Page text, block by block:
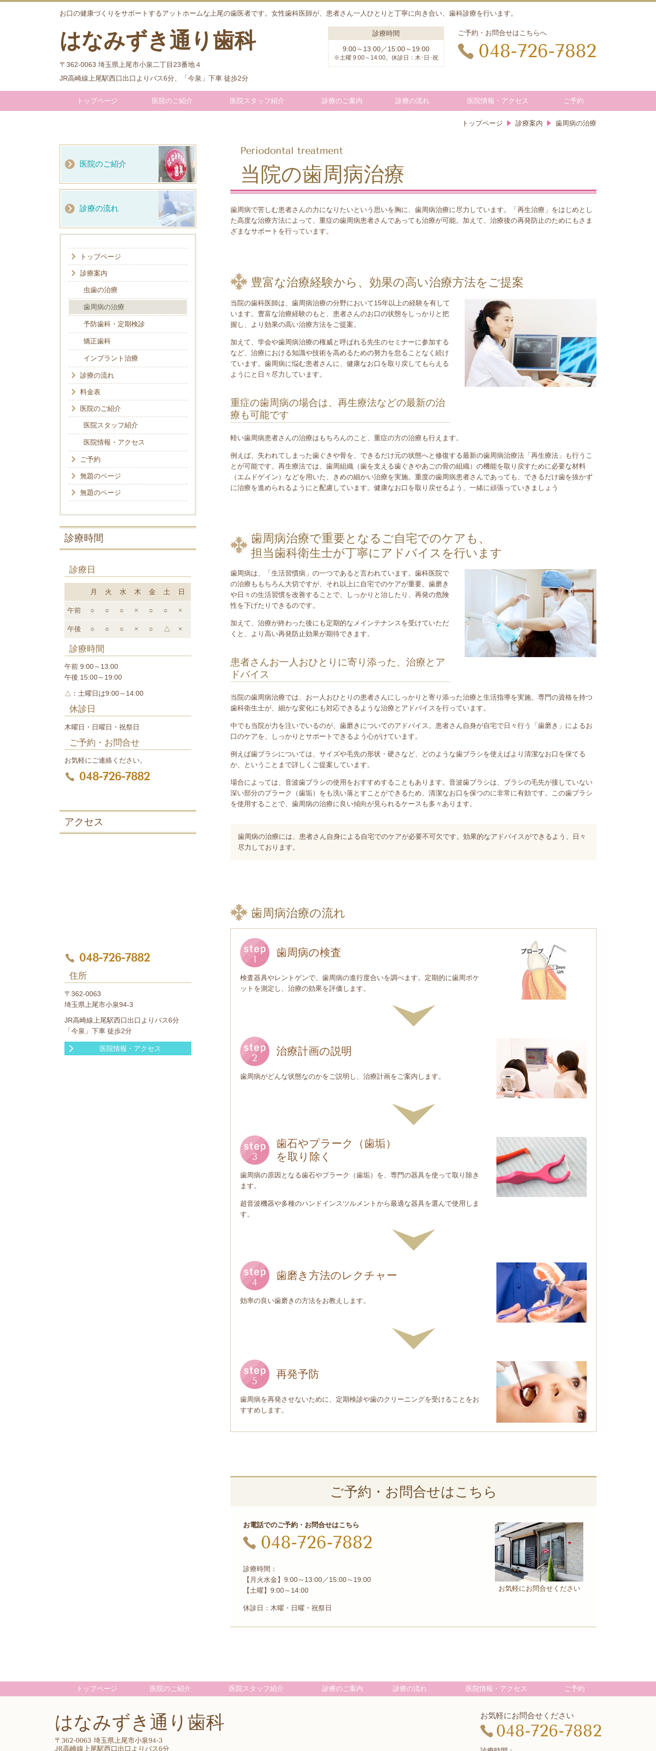
お口の健康づくりをサポートするアットホームな上尾の歯医者です。女性歯科医師が、患者さん一人ひとりと丁寧に向き合い、歯科診療を行います。
はなみずき通り歯科
〒362-0063 埼玉県上尾市小泉二丁目23番地４
JR高崎線上尾駅西口出口よりバス6分、「今泉」下車 徒歩2分
診療時間
9:00～13:00／15:00～19:00
※土曜 9:00～14:00。休診日：木･日･祝
ご予約・お問合せはこちらへ
048-726-7882
トップページ 医院のご紹介 医院スタッフ紹介 診療のご案内 診療の流れ 医院情報・アクセス ご予約
トップページ 診療案内 歯周病の治療
Periodontal treatment
当院の歯周病治療
歯周病で苦しむ患者さんの力になりたいという思いを胸に、歯周病治療に尽力しています。「再生治療」をはじめとし
た高度な治療方法によって、重症の歯周病患者さんであっても治療が可能。加えて、治療後の再発防止のためにもさま
ざまなサポートを行っています。
豊富な治療経験から、効果の高い治療方法をご提案
当院の歯科医師は、歯周病治療の分野において15年以上の経験を有して
います。豊富な治療経験のもと、患者さんのお口の状態をしっかりと把
握し、より効果の高い治療方法をご提案。
加えて、学会や歯周病治療の権威と呼ばれる先生のセミナーに参加する
など、治療における知識や技術を高めるための努力を怠ることなく続け
ています。歯周病に悩む患者さんに、健康なお口を取り戻してもらえる
ようにと日々尽力しています。
重症の歯周病の場合は、再生療法などの最新の治
療も可能です
軽い歯周病患者さんの治療はもちろんのこと、重症の方の治療も行えます。
例えば、失われてしまった歯ぐきや骨を、できるだけ元の状態へと修復する最新の歯周病治療法「再生療法」も行うこ
とが可能です。再生療法では、歯周組織（歯を支える歯ぐきやあごの骨の組織）の機能を取り戻すために必要な材料
（エムドゲイン）などを用いた、きめの細かい治療を実施。重度の歯周病患者さんであっても、できるだけ歯を抜かず
に治療を進められるようにと配慮しています。 健康なお口を取り戻せるよう、一緒に頑張っていきましょう
歯周病治療で重要となるご自宅でのケアも、
担当歯科衛生士が丁寧にアドバイスを行います
歯周病は、「生活習慣病」の一つであると言われています。歯科医院で
の治療ももちろん大切ですが、それ以上に自宅でのケアが重要。 歯磨き
や日々の生活習慣を改善することで、しっかりと治したり、再発の危険
性を下げたりできるのです。
加えて、治療が終わった後にも定期的なメインテナンスを受けていただ
くと、より高い再発防止効果が期待できます。
患者さんお一人おひとりに寄り添った、治療とア
ドバイス
当院の歯周病治療では、お一人おひとりの患者さんにしっかりと寄り添った治療と生活指導を実施。専門の資格を持つ
歯科衛生士が、細かな変化にも対応できるような治療とアドバイスを行っています。
中でも当院が力を注いでいるのが、歯磨きについてのアドバイス。患者さん自身が自宅で日々行う「歯磨き」によるお
口のケアを、しっかりとサポートできるよう心がけています。
例えば歯ブラシについては、サイズや毛先の形状・硬さなど、どのような歯ブラシを使えばより清潔なお口を保てる
か、ということまで詳しくご提案しています。
場合によっては、音波歯ブラシの使用をおすすめすることもあります。音波歯ブラシは、ブラシの毛先が接していない
深い部分のプラーク（歯垢）をも洗い落とすことができるため、清潔なお口を保つのに非常に有効です。この歯ブラシ
を使用することで、歯周病の治療に良い傾向が見られるケースも多々あります。
歯周病の治療には、患者さん自身による自宅でのケアが必要不可欠です。効果的なアドバイスができるよう、日々
尽力しております。
歯周病治療の流れ
歯周病の検査
検査器具やレントゲンで、歯周病の進行度合いを調べます。定期的に歯周ポケ
ットを測定し、治療の効果を評価します。
治療計画の説明
歯周病がどんな状態なのかをご説明し、治療計画をご案内します。
歯石やプラーク（歯垢）
を取り除く
歯周病の原因となる歯石やプラーク（歯垢）を、専門の器具を使って取り除き
ます。
超音波機器や多種のハンドインスツルメントから最適な器具を選んで使用しま
す。
歯磨き方法のレクチャー
効率の良い歯磨きの方法をお教えします。
再発予防
歯周病を再発させないために、定期検診や歯のクリーニングを受けることをお
すすめします。
ご予約・お問合せはこちら
お気軽にお問合せください
お電話でのご予約・お問合せはこちら
048-726-7882
診療時間：
【 月火水金】9:00～13:00／15:00～19:00
【土曜】9:00～14:00
休診日：木曜・日曜・祝祭日
医院のご紹介
診療の流れ
トップページ
診療案内
虫歯の治療
歯周病の治療
予防歯科・定期検診
矯正歯科
インプラント治療
診療の流れ
料金表
医院のご紹介
医院スタッフ紹介
医院情報・アクセス
ご予約
無題のページ
無題のページ
診療時間
診療日
月 火 水 木 金 土 日
午前 ○ ○ ○ × ○ ○ ×
午後 ○ ○ ○ × ○ △ ×
診療時間
午前 9:00～13:00
午後 15:00～19:00
△：土曜日は9:00～14:00
休診日
木曜日・日曜日・祝祭日
ご予約・お問合せ
お気軽にご連絡ください。
048-726-7882
アクセス
048-726-7882
住所
〒362-0063
埼玉県上尾市小泉94-3
JR高崎線上尾駅西口出口よりバス6分
「今泉」下車 徒歩2分
医院情報・アクセス
トップページ 医院のご紹介 医院スタッフ紹介 診療のご案内 診療の流れ 医院情報・アクセス ご予約
はなみずき通り歯科
〒362-0063 埼玉県上尾市小泉94-3
JR高崎線上尾駅西口出口よりバス6分
お気軽にお問合せください
048-726-7882